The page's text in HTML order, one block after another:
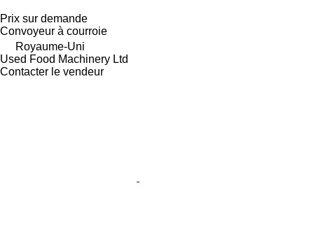
Prix sur demande
Convoyeur à courroie
Royaume-Uni
Used Food Machinery Ltd
Contacter le vendeur